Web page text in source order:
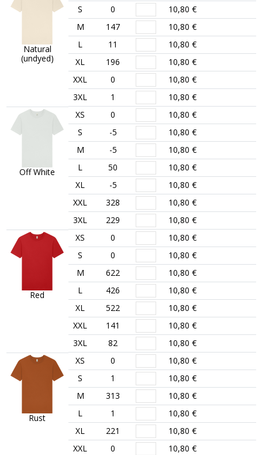
Natural
(undyed)
S
0
10,80 €
M
147
10,80 €
L
11
10,80 €
XL
196
10,80 €
XXL
0
10,80 €
3XL
1 10,80 €
Off White
XS 0
10,80 €
S
-5
10,80 €
M
-5
10,80 €
L
50
10,80 €
XL
-5
10,80 €
XXL
328
10,80 €
3XL
229 10,80 €
Red
XS 0
10,80 €
S
0
10,80 €
M
622
10,80 €
L
426
10,80 €
XL
522
10,80 €
XXL
141
10,80 €
3XL
82 10,80 €
Rust
XS 0
10,80 €
S
1
10,80 €
M
313
10,80 €
L
1
10,80 €
XL
221
10,80 €
XXL
0
10,80 €